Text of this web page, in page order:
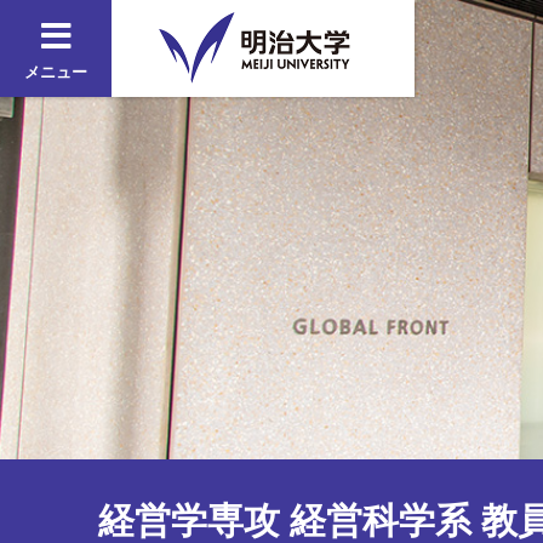
メニュー
経営学専攻 経営科学系 教